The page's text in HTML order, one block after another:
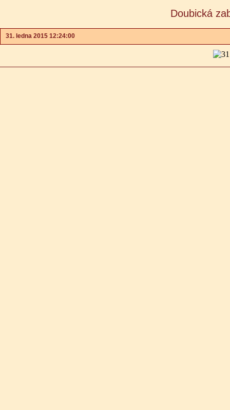
Doubická
31. ledna 2015 12:24:00